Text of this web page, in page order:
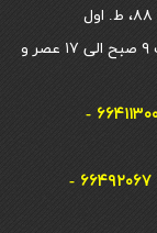
ساعات کاری: همه روزه شنبه تا چهارشنبه از ساعت ۹ صبح الی ۱۷ عصر و
تلفن های تماس دفتر تهران: ۶۶۴۱۱۲۰۰ - ۶۶۴۱۱۳۰۰ -
تلفن های تماس دفتر تهران: ۶۶۴۹۲۱۹۴ - ۶۶۴۹۲۰۶۷ -